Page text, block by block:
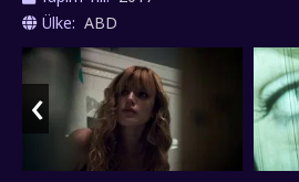
birer ortaya çıkan gizli odaları ve
bu sırada hayatta kalmak için acil bir
gerekmektedir. "Keep Watching",
beklenmedik dönüşleriyle dikkat
güvenliği ve tehlikeli durumlarla başa
düşündürücü bir deneyim sunar.
Ülke: ABD
‹